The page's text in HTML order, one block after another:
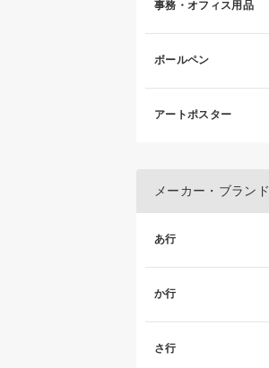
事務・オフィス用品
ボールペン
アートポスター
メーカー・ブランド
あ行
か行
さ行